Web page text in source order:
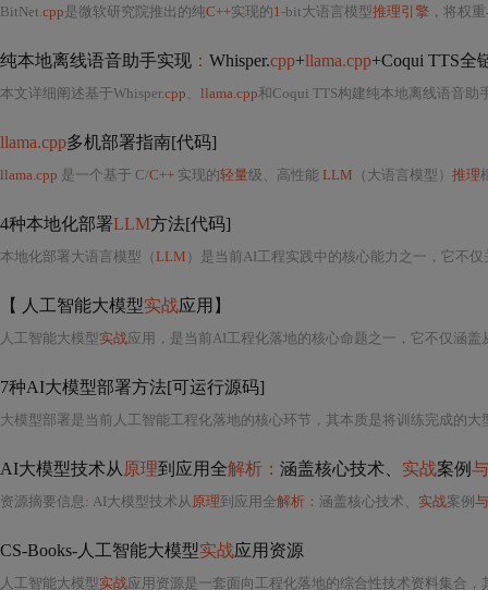
BitNet.cpp是微软研究院推出的纯C++实现的1-bit大语言模型推理引擎 ，将权重
纯本地离线语音助手实现 ： Whisper.cpp+llama.cpp+Coqui TTS全
本文详细阐述基于Whisper.cpp 、 llama.cpp和Coqui TTS构建纯本地离线语音助手
llama.cpp多机部署指南[代码]
llama.cpp 是一个基于 C/C++ 实现的轻量级、高性能 LLM （大语言模型） 推理
4种本地化部署LLM方法[代码]
本地化部署大语言模型（LLM ）是当前AI工程实践中的核心能力之一，它不
【 人工智能大模型实战应用】
人工智能大模型实战应用，是当前AI工程化落地的核心命题之一，它不仅涵盖从
7种AI大模型部署方法[可运行源码]
大模型部署是当前人工智能工程化落地的核心环节，其本质是将训练完成的大
AI大模型技术从 原理到应用全解析： 涵盖核心技术、 实战案例与
资源摘要信息: AI大模型技术从原理到应用全解析： 涵盖核心技术、 实战案例 与
CS-Books-人工智能大模型实战应用资源
人工智能大模型实战应用资源是一套面向工程化落地的综合性技术资料集合，